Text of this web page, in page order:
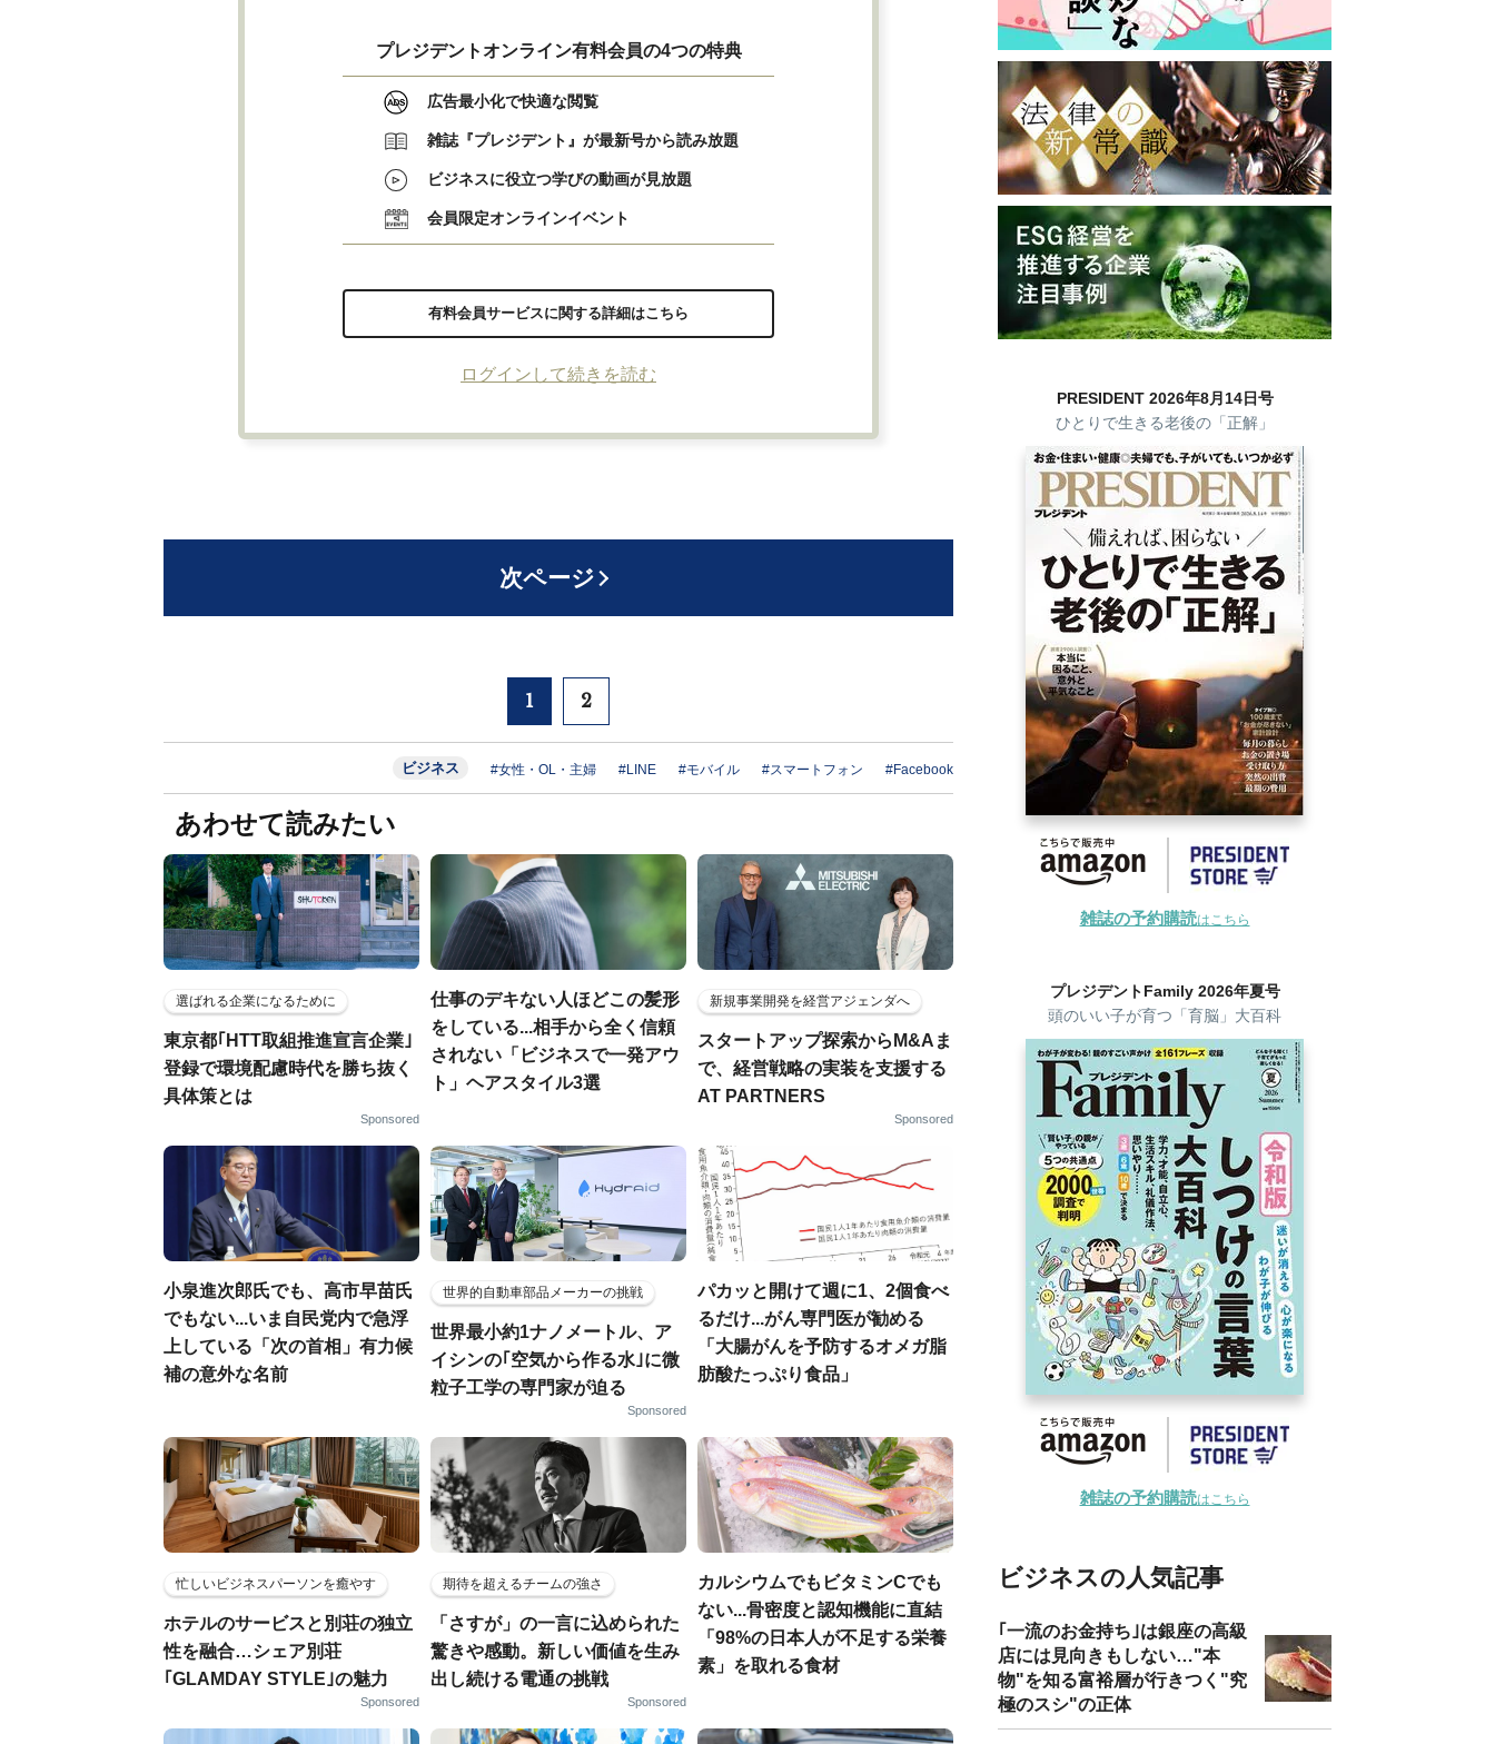
プレジデントオンライン有料会員の4つの特典
広告最小化で快適な閲覧
雑誌『プレジデント』が最新号から読み放題
ビジネスに役立つ学びの動画が見放題
会員限定オンラインイベント
有料会員サービスに関する詳細はこちら
ログインして続きを読む
次ページ
1 2
ビジネス #女性・OL・主婦 #LINE #モバイル #スマートフォン #Facebook
あわせて読みたい
選ばれる企業になるために
東京都｢HTT取組推進宣言企業｣
登録で環境配慮時代を勝ち抜く
具体策とは
Sponsored
仕事のデキない人ほどこの髪形
をしている...相手から全く信頼
されない「ビジネスで一発アウ
ト」ヘアスタイル3選
新規事業開発を経営アジェンダへ
スタートアップ探索からM&Aま
で、経営戦略の実装を支援する
AT PARTNERS
Sponsored
小泉進次郎氏でも、高市早苗氏
でもない...いま自民党内で急浮
上している「次の首相」有力候
補の意外な名前
世界的自動車部品メーカーの挑戦
世界最小約1ナノメートル、ア
イシンの｢空気から作る水｣に微
粒子工学の専門家が迫る
Sponsored
パカッと開けて週に1、2個食べ
るだけ...がん専門医が勧める
「大腸がんを予防するオメガ脂
肪酸たっぷり食品」
忙しいビジネスパーソンを癒やす
ホテルのサービスと別荘の独立
性を融合…シェア別荘
｢GLAMDAY STYLE｣の魅力
Sponsored
期待を超えるチームの強さ
「さすが」の一言に込められた
驚きや感動。新しい価値を生み
出し続ける電通の挑戦
Sponsored
カルシウムでもビタミンCでも
ない...骨密度と認知機能に直結
「98%の日本人が不足する栄養
素」を取れる食材
PRESIDENT 2026年8月14日号
ひとりで生きる老後の「正解」
雑誌の予約購読はこちら
プレジデントFamily 2026年夏号
頭のいい子が育つ「育脳」大百科
雑誌の予約購読はこちら
ビジネスの人気記事
｢一流のお金持ち｣は銀座の高級
店には見向きもしない…"本
物"を知る富裕層が行きつく"究
極のスシ"の正体